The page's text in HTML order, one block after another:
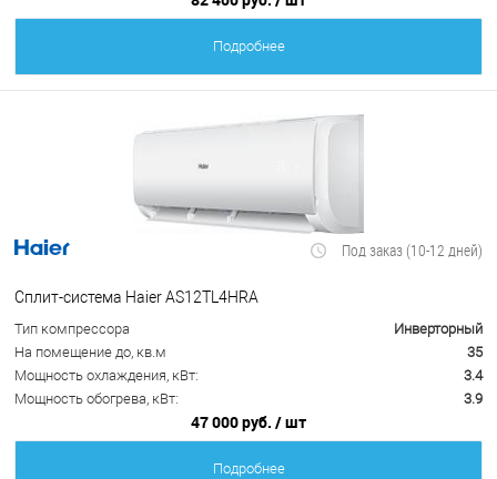
Подробнее
Под заказ (10-12 дней)
Сплит-система Haier AS12TL4HRA
Тип компрессора
Инверторный
На помещение до, кв.м
35
Мощность охлаждения, кВт:
3.4
Мощность обогрева, кВт:
3.9
47 000 руб. / шт
Подробнее